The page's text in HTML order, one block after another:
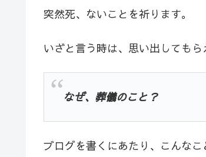
突然死、ないことを祈ります。
いざと言う時は、思い出してもら
なぜ、葬儀のこと？
ブログを書くにあたり、こんな